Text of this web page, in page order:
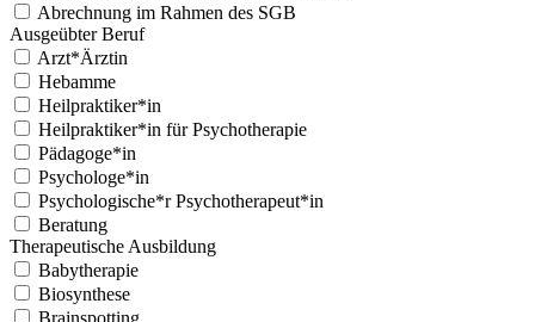
Abrech­nung im Rah­men des SGB
Aus­geübter Beruf
Arzt*Ärztin
Hebamme
Heilpraktiker*in
Heilpraktiker*in für Psy­chother­a­pie
Pädagoge*in
Psychologe*in
Psychologische*r Psychotherapeut*in
Beratung
Ther­a­peutis­che Aus­bil­dung
Babyther­a­pie
Biosyn­these
Brainspot­ting